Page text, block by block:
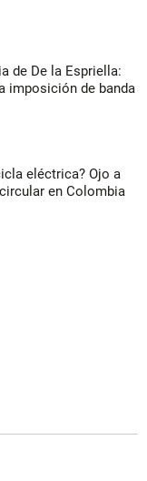
de De la Espriella:
imposición de banda
eléctrica? Ojo a
en Colombia